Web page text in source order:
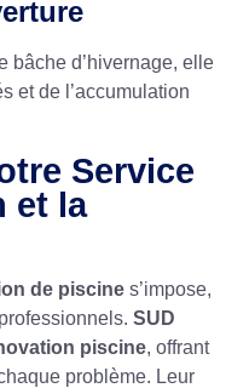
bâche d’hivernage, elle
et de l’accumulation
Service
et la
de piscine s’impose,
SUD
piscine, offrant
problème. Leur